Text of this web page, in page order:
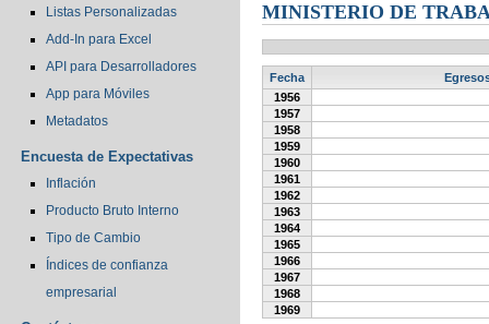
Listas Personalizadas
Add-In para Excel
API para Desarrolladores
App para Móviles
Metadatos
Encuesta de Expectativas
Inflación
Producto Bruto Interno
Tipo de Cambio
Índices de confianza
empresarial
MINISTERIO DE
Fecha
1956
1957
1958
1959
1960
1961
1962
1963
1964
1965
1966
1967
1968
1969